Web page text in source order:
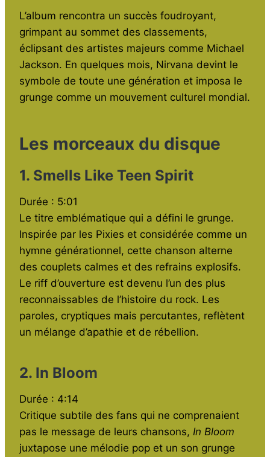
L’album rencontra un succès foudroyant,
grimpant au sommet des classements,
éclipsant des artistes majeurs comme Michael
Jackson. En quelques mois, Nirvana devint le
symbole de toute une génération et imposa le
grunge comme un mouvement culturel mondial.
Les morceaux du disque
1. Smells Like Teen Spirit
Durée : 5:01
Le titre emblématique qui a défini le grunge.
Inspirée par les Pixies et considérée comme un
hymne générationnel, cette chanson alterne
des couplets calmes et des refrains explosifs.
Le riff d’ouverture est devenu l’un des plus
reconnaissables de l’histoire du rock. Les
paroles, cryptiques mais percutantes, reflètent
un mélange d’apathie et de rébellion.
2. In Bloom
Durée : 4:14
Critique subtile des fans qui ne comprenaient
pas le message de leurs chansons, In Bloom
juxtapose une mélodie pop et un son grunge